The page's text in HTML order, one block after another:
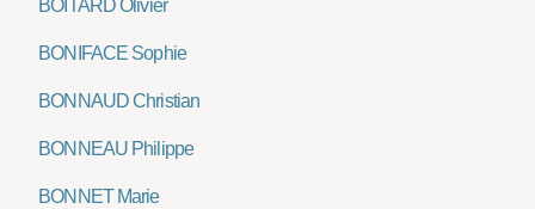
BOITARD Olivier
BONIFACE Sophie
BONNAUD Christian
BONNEAU Philippe
BONNET Marie